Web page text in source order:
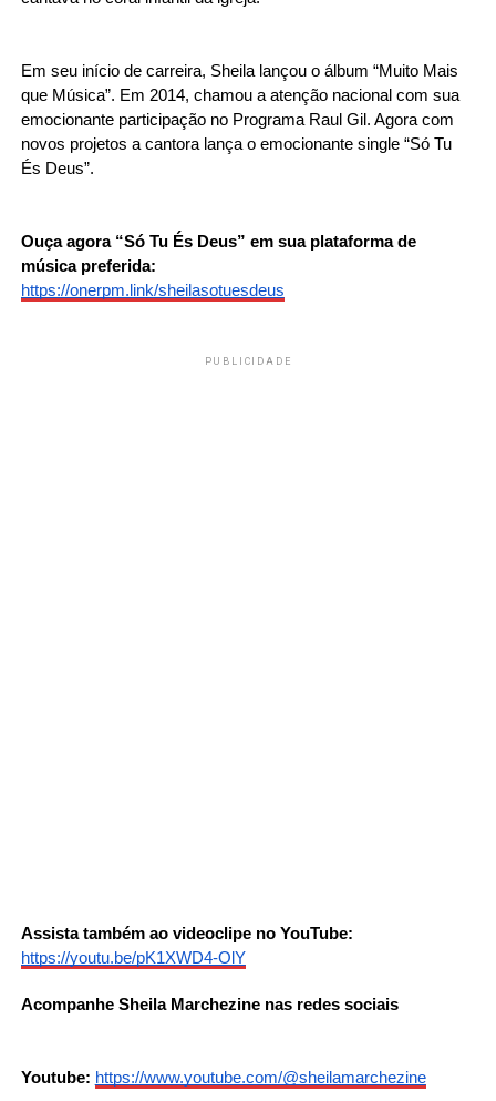
Em seu início de carreira, Sheila lançou o álbum “Muito Mais
que Música”. Em 2014, chamou a atenção nacional com sua
emocionante participação no Programa Raul Gil. Agora com
novos projetos a cantora lança o emocionante single “Só Tu
És Deus”.
Ouça agora “Só Tu És Deus” em sua plataforma de
música preferida:
https://onerpm.link/sheilasotuesdeus
PUBLICIDADE
Assista também ao videoclipe no YouTube:
https://youtu.be/pK1XWD4-OlY
Acompanhe Sheila Marchezine nas redes sociais
Youtube: https://www.youtube.com/@sheilamarchezine